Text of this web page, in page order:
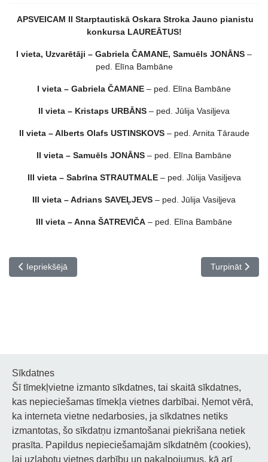
APSVEICAM II Starptautiskā Oskara Stroka Jauno pianistu
konkursa LAUREĀTUS!
I vieta, Uzvarētāji – Gabriela ČAMANE, Samuēls JONĀNS –
ped. Elīna Bambāne
I vieta – Gabriela ČAMANE – ped. Elīna Bambāne
II vieta – Kristaps URBĀNS – ped. Jūlija Vasiļjeva
II vieta – Alberts Olafs USTINSKOVS– ped. Arnita Tāraude
II vieta – Samuēls JONĀNS – ped. Elīna Bambāne
III vieta – Sabrīna STRAUTMALE– ped. Jūlija Vasiļjeva
III vieta – Adrians SAVEĻJEVS – ped. Jūlija Vasiļjeva
III vieta – Anna ŠATREVIČA – ped. Elīna Bambāne
Iepriekšējais raksts: Apsveicam konkursa VIVA LA MUSICA
Iepriekšējā Nākamais
Turpināt
Noderīgi
Privātuma politika
Sīkdatņu privātuma politika
Sīkdatnes
Šī tīmekļvietne izmanto sīkdatnes, tai skaitā sīkdatnes,
kas nepieciešamas tīmekļa vietnes darbībai. Ņemot vērā,
ka interneta vietne nedarbosies, ja sīkdatnes netiks
izmantotas, šo sīkdatņu izmantošanai piekrišana netiek
prasīta. Papildus nepieciešamajām sīkdatnēm (cookies),
lai uzlabotu vietnes darbību un pakalpojumus, kā arī